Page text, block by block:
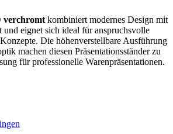
verchromtkombiniert modernes Design mit
eignet sich ideal für anspruchsvolle
Die höhenverstellbare Ausführung
machen diesen Präsentationsständer zu
für professionelle Warenpräsentationen.